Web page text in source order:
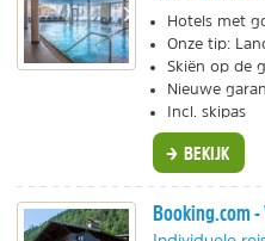
Hotels met
Onze tip:
Skiën op de
Nieuwe
Incl. skipas
BEKIJK
Booking.com